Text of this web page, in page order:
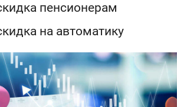
пенсионерам
на автоматику